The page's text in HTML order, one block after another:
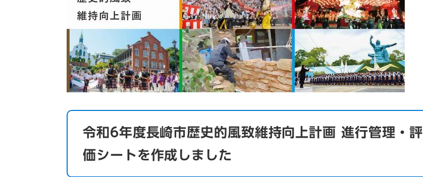
令和6年度長崎市歴史的風致維持向上計画 進行管理・評
価シートを作成しました